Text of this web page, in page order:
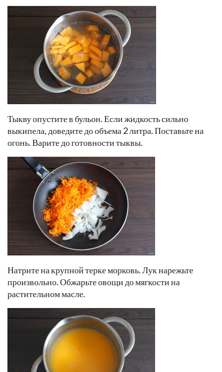
Тыкву опустите в бульон. Если жидкость сильно
выкипела, доведите до объема 2 литра. Поставьте на
огонь. Варите до готовности тыквы.
Натрите на крупной терке морковь. Лук нарежьте
произвольно. Обжарьте овощи до мягкости на
растительном масле.